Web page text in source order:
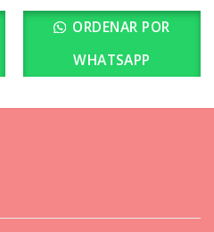
ORDENAR POR
WHATSAPP